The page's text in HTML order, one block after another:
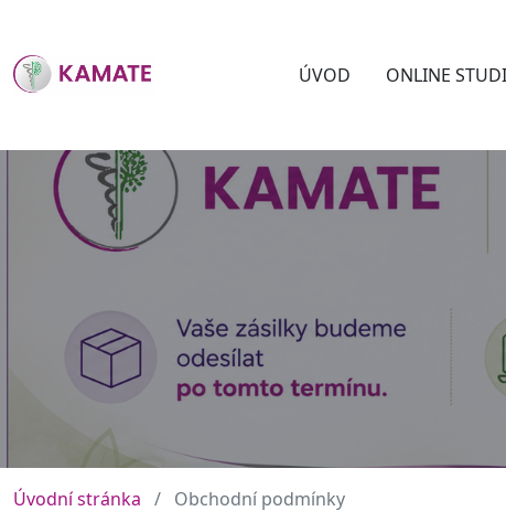
ÚVOD ONLINE
Úvodní stránka Obchodní podmínky